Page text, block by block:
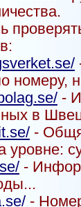
номеру,
-
в
-
уровне:
-
-